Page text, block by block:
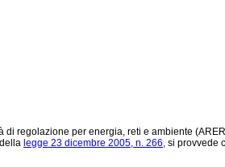
regolazione per energia, reti e ambiente
legge 23 dicembre 2005, n. 266, si provvede